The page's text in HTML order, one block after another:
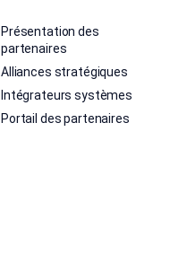
Présentation des
partenaires
Alliances stratégiques
Intégrateurs systèmes
Portail des partenaires